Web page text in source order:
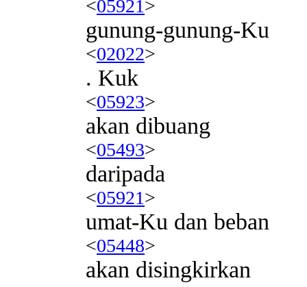
<05921>
gunung-gunung-Ku
<02022>
. Kuk
<05923>
akan dibuang
<05493>
daripada
<05921>
umat-Ku dan beban
<05448>
akan disingkirkan